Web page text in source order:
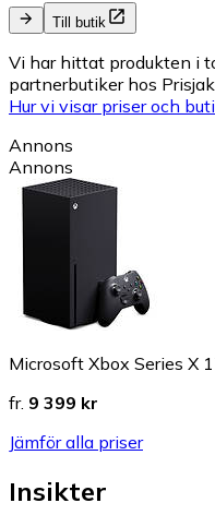
Till butik
Vi har hittat produkten i
partnerbutiker hos
Hur vi visar priser och
Annons
Annons
Microsoft Xbox Series X
fr. 9 399 kr
Jämför alla priser
Insikter